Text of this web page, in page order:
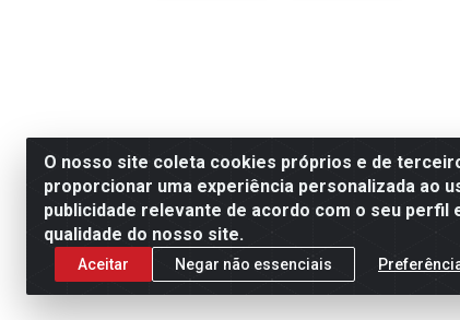
O nosso site coleta cookies próprios e de
proporcionar uma experiência personalizada ao
publicidade relevante de acordo com o seu perfil
qualidade do nosso site.
Aceitar Negar não essenciais
Razão Social: Rally motos